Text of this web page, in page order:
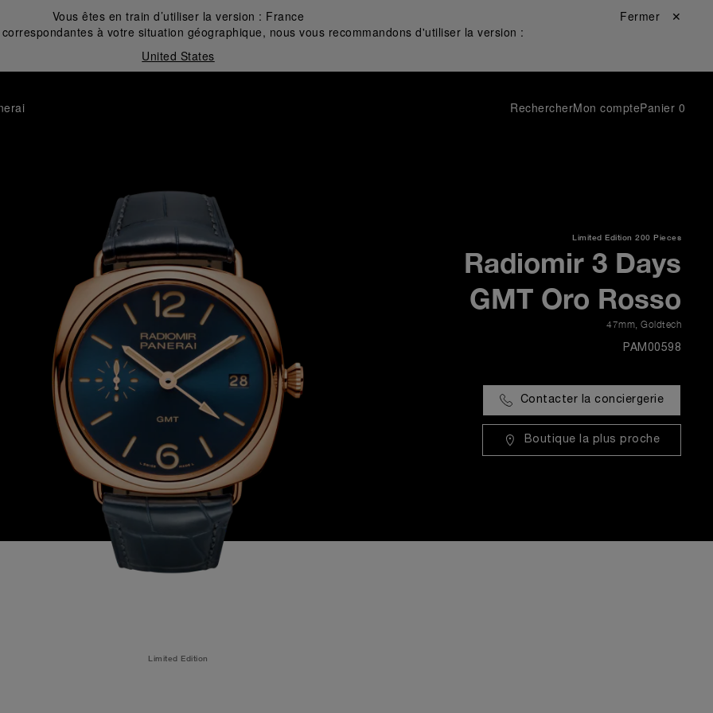
Vous êtes en train d’utiliser la version : France
à votre situation géographique, nous vous recommandons d'utiliser la version :
United States
Fermer ✕
RechercherMon comptePanier 0
Limited Edition 200 Pieces
Radiomir 3 Days
GMT Oro Rosso
47mm Goldtech
PAM00598
Contacter la conciergerie
Boutique la plus proche
Limited Edition